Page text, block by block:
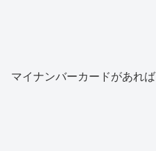
マイナンバーカードがあれば